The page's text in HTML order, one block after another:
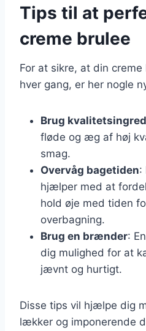
Tips til at
creme brulee
For at sikre, at din
hver gang, er her nogle
Brug
fløde og æg af høj
smag.
Overvåg bagetiden:
hjælper med at
hold øje med tiden
overbagning.
Brug en brænder:
dig mulighed for at
jævnt og hurtigt.
Disse tips vil hjælpe dig
lækker og imponerende